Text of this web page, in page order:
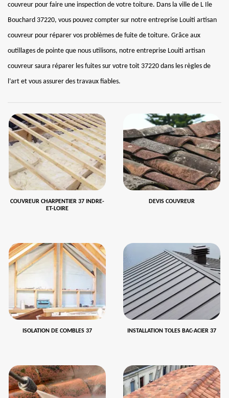
couvreur pour faire une inspection de votre toiture. Dans la ville de L Ile
Bouchard 37220, vous pouvez compter sur notre entreprise Louiti artisan
couvreur pour réparer vos problèmes de fuite de toiture. Grâce aux
outillages de pointe que nous utilisons, notre entreprise Louiti artisan
couvreur saura réparer les fuites sur votre toit 37220 dans les règles de
l’art et vous assurer des travaux fiables.
COUVREUR CHARPENTIER 37 INDRE-
ET-LOIRE
DEVIS COUVREUR
ISOLATION DE COMBLES 37 INSTALLATION TOLES BAC-ACIER 37